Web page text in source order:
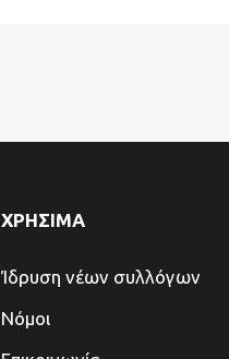
ΧΡΗΣΙΜΑ
Ίδρυση νέων συλλόγων
Νόμοι